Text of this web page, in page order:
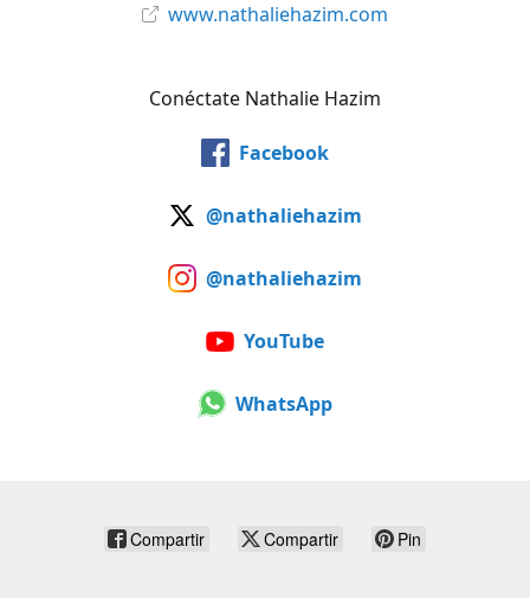
www.nathaliehazim.com
Conéctate Nathalie Hazim
Facebook
@nathaliehazim
@nathaliehazim
YouTube
WhatsApp
Compartir Compartir Pin